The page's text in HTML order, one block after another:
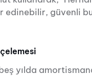
güvenli
yılda